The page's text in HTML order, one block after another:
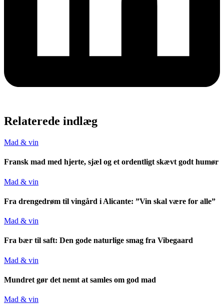
Relaterede indlæg
Mad & vin
Fransk mad med hjerte, sjæl og et ordentligt skævt godt humør
Mad & vin
Fra drengedrøm til vingård i Alicante: ”Vin skal være for alle”
Mad & vin
Fra bær til saft: Den gode naturlige smag fra Vibegaard
Mad & vin
Mundret gør det nemt at samles om god mad
Mad & vin